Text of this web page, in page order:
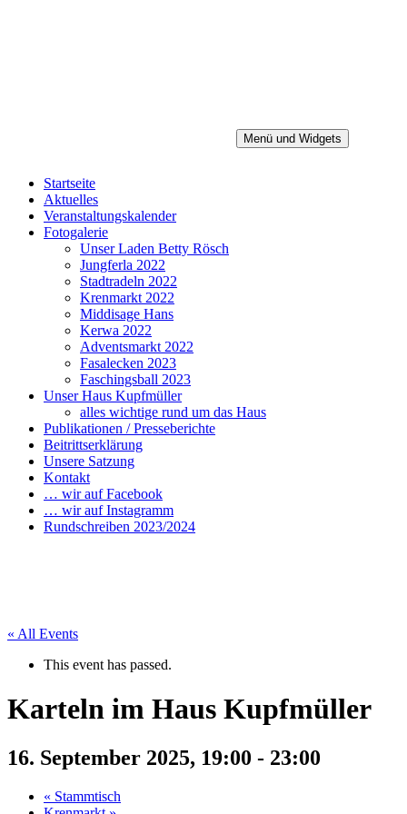
Menü und Widgets
Startseite
Aktuelles
Veranstaltungskalender
Fotogalerie
Unser Laden Betty Rösch
Jungferla 2022
Stadtradeln 2022
Krenmarkt 2022
Middisage Hans
Kerwa 2022
Adventsmarkt 2022
Fasalecken 2023
Faschingsball 2023
Unser Haus Kupfmüller
alles wichtige rund um das Haus
Publikationen / Presseberichte
Beitrittserklärung
Unsere Satzung
Kontakt
… wir auf Facebook
… wir auf Instagramm
Rundschreiben 2023/2024
« All Events
This event has passed.
Karteln im Haus Kupfmüller
16. September 2025, 19:00 - 23:00
« Stammtisch